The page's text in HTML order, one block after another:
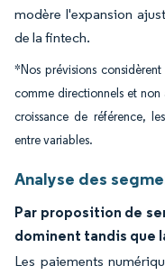
modère l'expansion
de la fintech.
*Nos prévisions
comme directionnels et
croissance de référence,
entre variables.
Analyse des
Par proposition de
dominent tandis que
Les paiements